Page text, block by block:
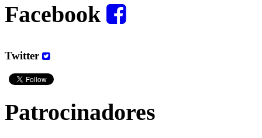
Facebook
Twitter
Patrocinadores